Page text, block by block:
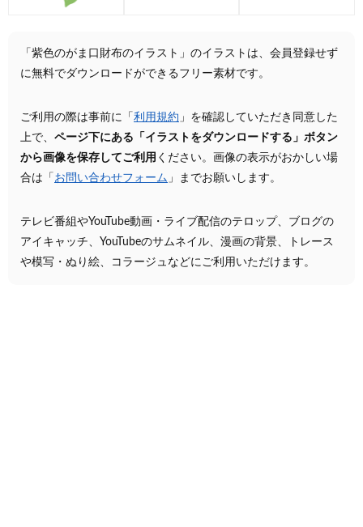
「紫色のがま口財布のイラスト」のイラストは、会員登録せず
に無料でダウンロードができるフリー素材です。
ご利用の際は事前に「 利用規約 」を確認していただき同意した
上で、 ページ下にある「イラストをダウンロードする」ボタン
から画像を保存してご利用 ください。画像の表示がおかしい場
合は「 お問い合わせフォーム 」までお願いします。
テレビ番組やYouTube動画・ライブ配信のテロップ、ブログの
アイキャッチ、YouTubeのサムネイル、漫画の背景、トレース
や模写・ぬり絵、コラージュなどにご利用いただけます。